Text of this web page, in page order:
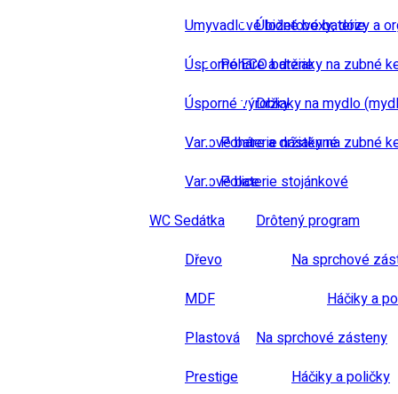
Umyvadlové bidetové baterie
Úsporné ECO baterie
Úsporné výrobky
Vanové baterie nástěnné
Vanové baterie stojánkové
WC Sedátka
Dřevo
MDF
Plastová
Prestige
Úložné boxy, dózy a
Poháre a držiaky na zubné
Držiaky na mydlo
Poháre a držiaky na zubné
Police
Drôtený program
Na sprchové
Háčiky a
Na sprchové zásteny
Háčiky a poličky